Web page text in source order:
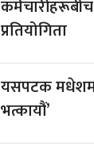
प्रतियोगिता
यसपटक
भत्कायौं’